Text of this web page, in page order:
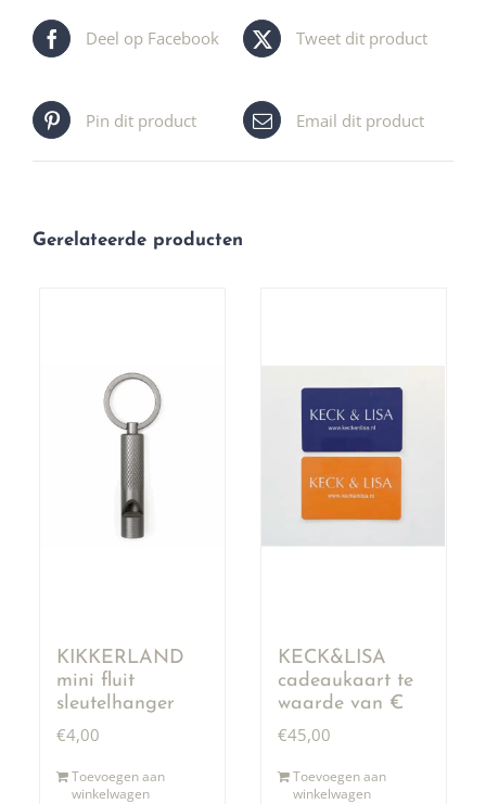
Deel op Facebook Tweet dit product
Pin dit product Email dit product
Gerelateerde producten
KIKKERLAND
mini fluit
sleutelhanger
€4,00
Toevoegen aan
winkelwagen
KECK&LISA
cadeaukaart te
waarde van €
50,00
€45,00
Toevoegen aan
winkelwagen